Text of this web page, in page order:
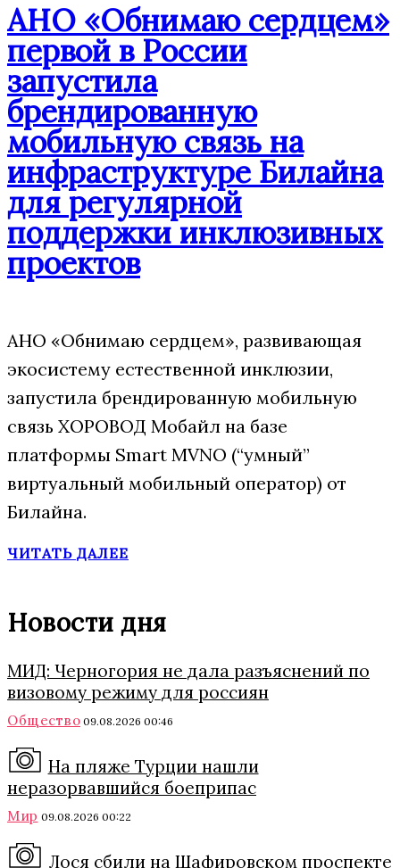
АНО «Обнимаю сердцем»
первой в России
запустила
брендированную
мобильную связь на
инфраструктуре Билайна
для регулярной
поддержки инклюзивных
проектов
АНО «Обнимаю сердцем», развивающая
экосистему естественной инклюзии,
запустила брендированную мобильную
связь ХОРОВОД Мобайл на базе
платформы Smart MVNO (“умный”
виртуальный мобильный оператор) от
Билайна.
ЧИТАТЬ ДАЛЕЕ
Новости дня
МИД: Черногория не дала разъяснений по
визовому режиму для россиян
Общество 09.08.2026 00:46
На пляже Турции нашли
неразорвавшийся боеприпас
Мир 09.08.2026 00:22
Лося сбили на Шафировском проспекте